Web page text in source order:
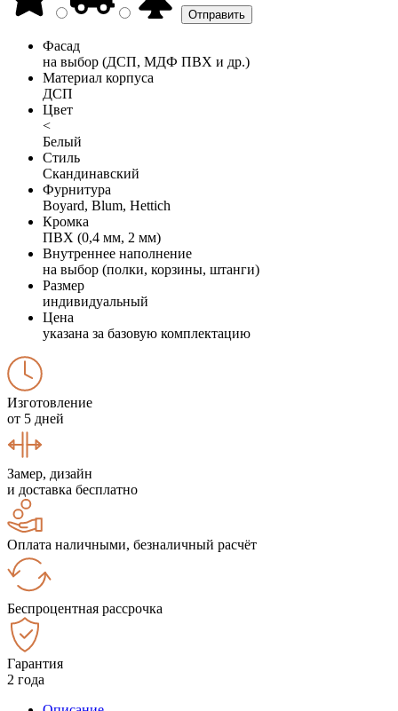
Фасад
на выбор (ДСП, МДФ ПВХ и др.)
Материал корпуса
ДСП
Цвет
<
Белый
Стиль
Скандинавский
Фурнитура
Boyard, Blum, Hettich
Кромка
ПВХ (0,4 мм, 2 мм)
Внутреннее наполнение
на выбор (полки, корзины, штанги)
Размер
индивидуальный
Цена
указана за базовую комплектацию
Изготовление
от 5 дней
Замер, дизайн
и доставка бесплатно
Оплата наличными, безналичный расчёт
Беспроцентная рассрочка
Гарантия
2 года